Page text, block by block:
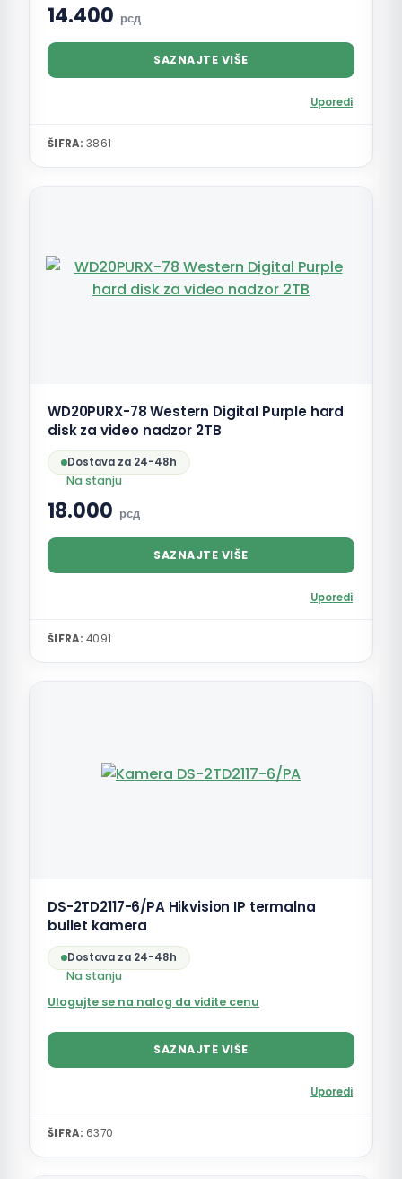
14.400 рсд
SAZNAJTE VIŠE
Uporedi
ŠIFRA: 3861
WD20PURX-78 Western Digital Purple hard
disk za video nadzor 2TB
Dostava za 24-48h
Na stanju
18.000 рсд
SAZNAJTE VIŠE
Uporedi
ŠIFRA: 4091
DS-2TD2117-6/PA Hikvision IP termalna
bullet kamera
Dostava za 24-48h
Na stanju
Ulogujte se na nalog da vidite cenu
SAZNAJTE VIŠE
Uporedi
ŠIFRA: 6370